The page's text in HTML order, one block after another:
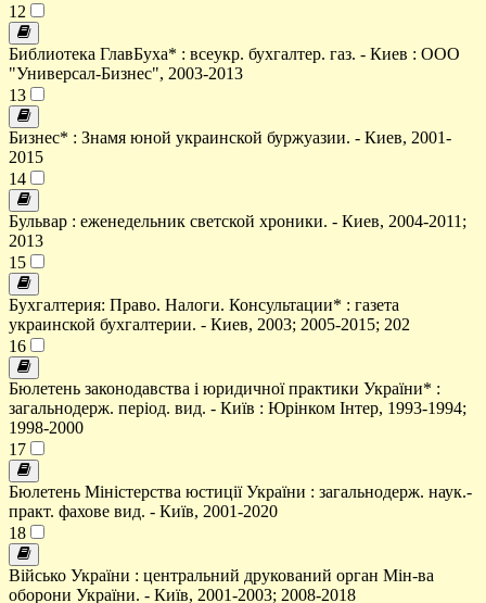
12
Библиотека ГлавБуха* : всеукр. бухгалтер. газ. - Киев : ООО
"Универсал-Бизнес", 2003-2013
13
Бизнес* : Знамя юной украинской буржуазии. - Киев, 2001-
2015
14
Бульвар : еженедельник светской хроники. - Киев, 2004-2011;
2013
15
Бухгалтерия: Право. Налоги. Консультации* : газета
украинской бухгалтерии. - Киев, 2003; 2005-2015; 202
16
Бюлетень законодавства і юридичної практики України* :
загальнодерж. період. вид. - Київ : Юрінком Інтер, 1993-1994;
1998-2000
17
Бюлетень Міністерства юстиції України : загальнодерж. наук.-
практ. фахове вид. - Київ, 2001-2020
18
Військо України : центральний друкований орган Мін-ва
оборони України. - Київ, 2001-2003; 2008-2018